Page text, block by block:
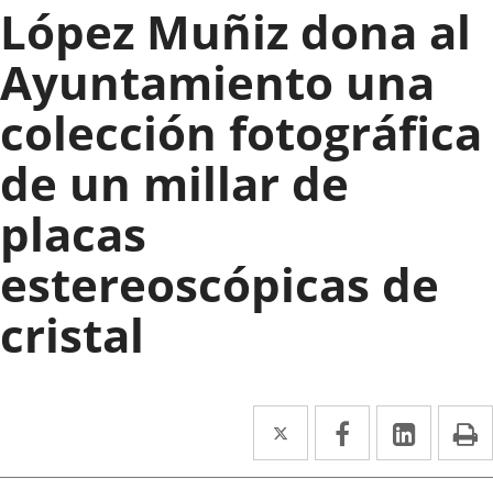
López Muñiz dona al
Ayuntamiento una
colección fotográfica
de un millar de
placas
estereoscópicas de
cristal
Twitter
Enlace
a
Facebook
Enlace
a
Enlace
a